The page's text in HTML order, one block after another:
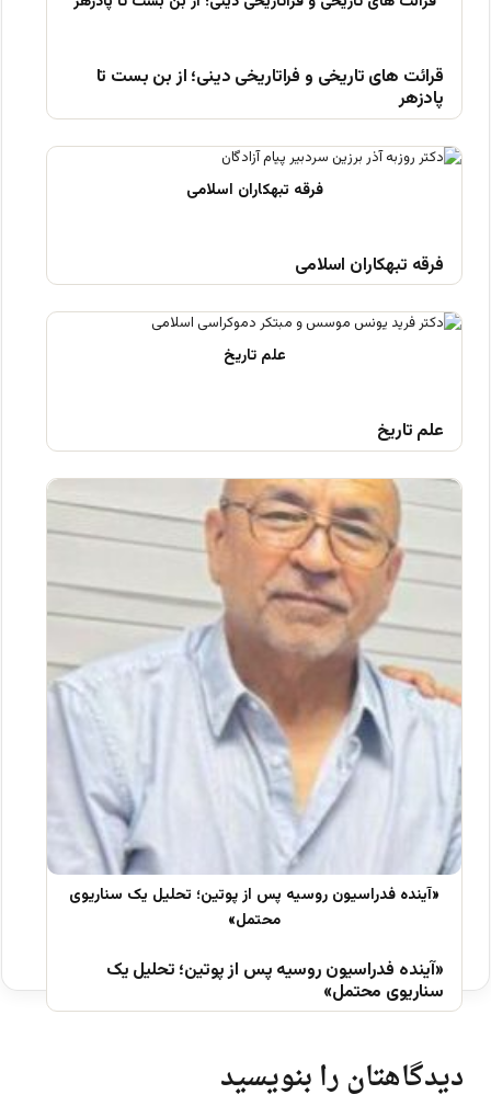
قرائت های تاریخی و فراتاریخی دینی؛ از بن بست تا
پادزهر
فرقه تبهکاران اسلامی
علم تاریخ
«آینده فدراسیون روسیه پس از پوتین؛ تحلیل یک
سناریوی محتمل»
دیدگاهتان را بنویسید